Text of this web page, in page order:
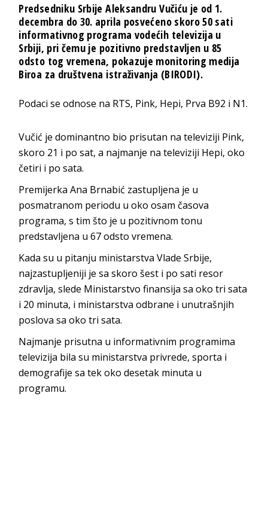
Predsedniku Srbije Aleksandru Vučiću je od 1.
decembra do 30. aprila posvećeno skoro 50 sati
informativnog programa vodećih televizija u
Srbiji, pri čemu je pozitivno predstavljen u 85
odsto tog vremena, pokazuje monitoring medija
Biroa za društvena istraživanja (BIRODI).
Podaci se odnose na RTS, Pink, Hepi, Prva B92 i N1.
Vučić je dominantno bio prisutan na televiziji Pink,
skoro 21 i po sat, a najmanje na televiziji Hepi, oko
četiri i po sata.
Premijerka Ana Brnabić zastupljena je u
posmatranom periodu u oko osam časova
programa, s tim što je u pozitivnom tonu
predstavljena u 67 odsto vremena.
Kada su u pitanju ministarstva Vlade Srbije,
najzastupljeniji je sa skoro šest i po sati resor
zdravlja, slede Ministarstvo finansija sa oko tri sata
i 20 minuta, i ministarstva odbrane i unutrašnjih
poslova sa oko tri sata.
Najmanje prisutna u informativnim programima
televizija bila su ministarstva privrede, sporta i
demografije sa tek oko desetak minuta u
programu.